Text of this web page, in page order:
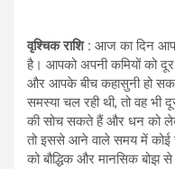
वृश्चिक राशि : आज का दिन
है। आपको अपनी कमियों को
और आपके बीच कहासुनी हो
समस्या चल रही थी, तो वह
की सोच सकते हैं और धन को
तो इससे आने वाले समय में कोई
को बौद्धिक और मानसिक बोझ से